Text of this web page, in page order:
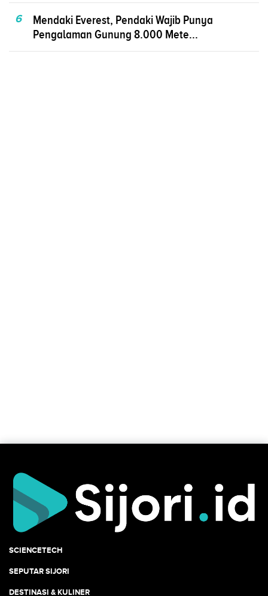
6
Mendaki Everest, Pendaki Wajib Punya
Pengalaman Gunung 8.000 Mete...
SCIENCETECH
SEPUTAR SIJORI
DESTINASI & KULINER